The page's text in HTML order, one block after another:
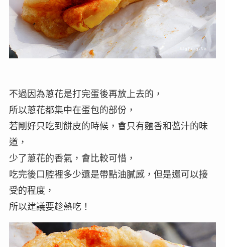
不過因為蔥花是打完蛋後再放上去的，
所以蔥花都集中在蛋包的部份，
若剛好只吃到餅皮的時候，會只有麵香和醬汁的味
道，
少了蔥花的香氣，會比較可惜，
吃完後口腔裡多少還是帶點油膩感，但是還可以接
受的程度，
所以建議要趁熱吃！